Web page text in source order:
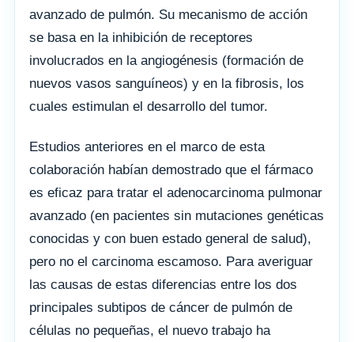
avanzado de pulmón. Su mecanismo de acción
se basa en la inhibición de receptores
involucrados en la angiogénesis (formación de
nuevos vasos sanguíneos) y en la fibrosis, los
cuales estimulan el desarrollo del tumor.
Estudios anteriores en el marco de esta
colaboración habían demostrado que el fármaco
es eficaz para tratar el adenocarcinoma pulmonar
avanzado (en pacientes sin mutaciones genéticas
conocidas y con buen estado general de salud),
pero no el carcinoma escamoso. Para averiguar
las causas de estas diferencias entre los dos
principales subtipos de cáncer de pulmón de
células no pequeñas, el nuevo trabajo ha